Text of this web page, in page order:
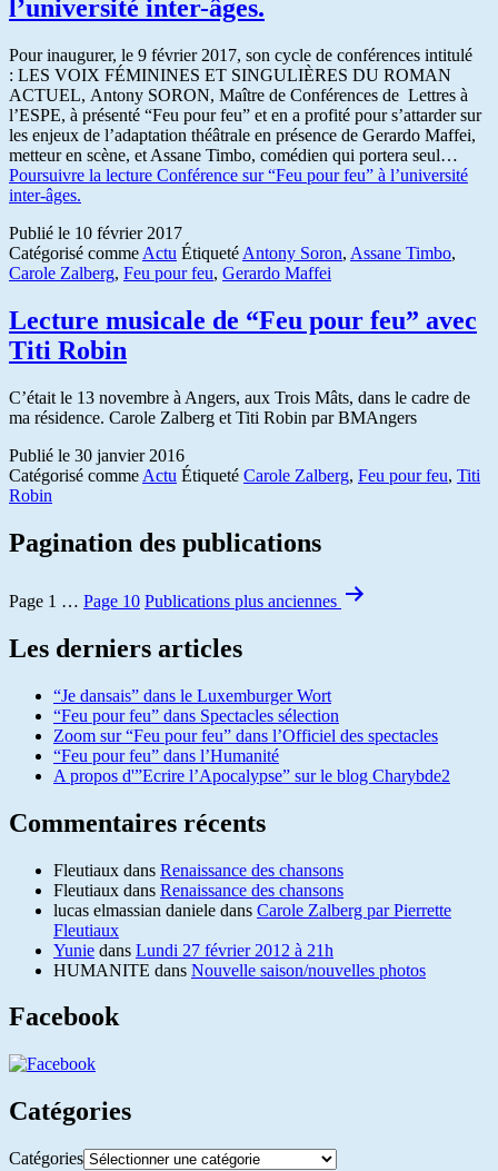
l’université inter-âges.
Pour inaugurer, le 9 février 2017, son cycle de conférences intitulé
: LES VOIX FÉMININES ET SINGULIÈRES DU ROMAN
ACTUEL, Antony SORON, Maître de Conférences de Lettres à
l’ESPE, à présenté “Feu pour feu” et en a profité pour s’attarder sur
les enjeux de l’adaptation théâtrale en présence de Gerardo Maffei,
metteur en scène, et Assane Timbo, comédien qui portera seul…
Poursuivre la lecture Conférence sur “Feu pour feu” à l’université
inter-âges.
Publié le 10 février 2017
Catégorisé comme Actu Étiqueté Antony Soron, Assane Timbo,
Carole Zalberg, Feu pour feu, Gerardo Maffei
Lecture musicale de “Feu pour feu” avec
Titi Robin
C’était le 13 novembre à Angers, aux Trois Mâts, dans le cadre de
ma résidence. Carole Zalberg et Titi Robin par BMAngers
Publié le 30 janvier 2016
Catégorisé comme Actu Étiqueté Carole Zalberg, Feu pour feu, Titi
Robin
Pagination des publications
Page 1 … Page 10 Publications plus anciennes
Les derniers articles
“Je dansais” dans le Luxemburger Wort
“Feu pour feu” dans Spectacles sélection
Zoom sur “Feu pour feu” dans l’Officiel des spectacles
“Feu pour feu” dans l’Humanité
A propos d'”Ecrire l’Apocalypse” sur le blog Charybde2
Commentaires récents
Fleutiaux dans Renaissance des chansons
Fleutiaux dans Renaissance des chansons
lucas elmassian daniele dans Carole Zalberg par Pierrette
Fleutiaux
Yunie dans Lundi 27 février 2012 à 21h
HUMANITE dans Nouvelle saison/nouvelles photos
Facebook
Catégories
Catégories